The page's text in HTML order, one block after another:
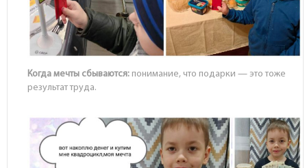
Когда мечты сбываются: понимание, что подарки — это тоже
результат труда.